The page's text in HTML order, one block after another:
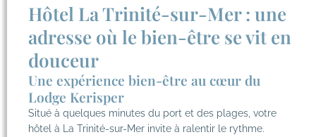
Hôtel La Trinité-sur-Mer : une
adresse où le bien-être se vit en
douceur
Une expérience bien-être au cœur du
Lodge Kerisper
Situé à quelques minutes du port et des plages, votre
hôtel à La Trinité-sur-Mer invite à ralentir le rythme.